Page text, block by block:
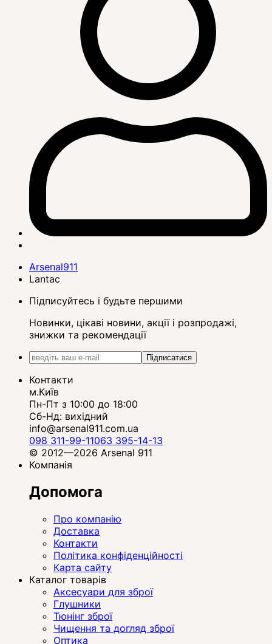
Arsenal911
Lantac
Підписуйтесь і будьте першими
Новинки, цікаві новини, акції і розпродажі,
знижки та рекомендації
Підписатися
Контакти
м.Київ
Пн-Пт з 10:00 до 18:00
Сб-Нд: вихідний
info@arsenal911.com.ua
098 311-99-11063 395-14-13
© 2012—2026 Arsenal 911
Компанія
Допомога
Про компанію
Доставка
Контакти
Політика конфіденційності
Карта сайту
Каталог товарів
Аксесуари для зброї
Глушники
Тюнінг зброї
Чищення та догляд зброї
Оптика